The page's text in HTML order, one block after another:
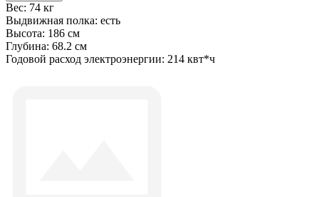
Вес: 74 кг
Выдвижная полка: есть
Высота: 186 см
Глубина: 68.2 см
Годовой расход электроэнергии: 214 квт*ч